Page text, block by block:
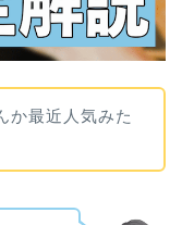
か最近人気みた